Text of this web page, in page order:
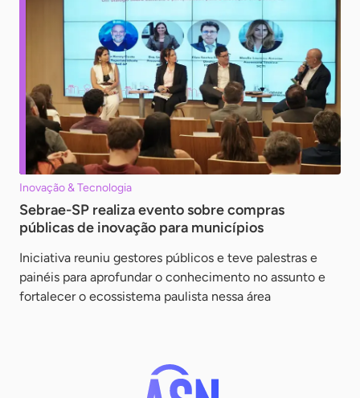
Inovação & Tecnologia
Sebrae-SP realiza evento sobre compras
públicas de inovação para municípios
Iniciativa reuniu gestores públicos e teve palestras e
painéis para aprofundar o conhecimento no assunto e
fortalecer o ecossistema paulista nessa área